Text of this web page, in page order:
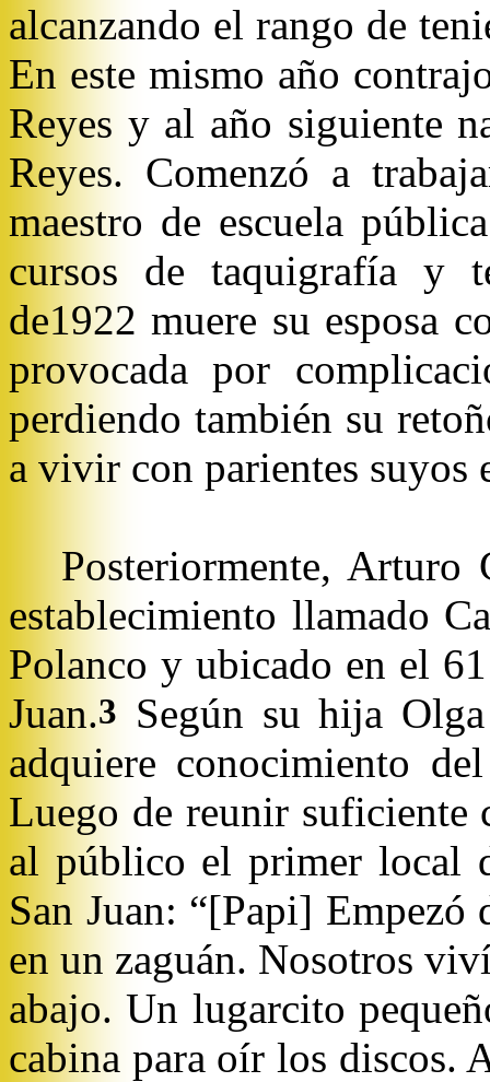
alcanzando el rango de
En este mismo año
Reyes y al año siguiente
Reyes. Comenzó a
maestro de escuela
cursos de taquigrafía y
de1922 muere su esposa
provocada por
perdiendo también su
a vivir con parientes suyos
Posteriormente, Arturo
establecimiento llamado
Polanco y ubicado en el
Juan.3 Según su hija
adquiere conocimiento
Luego de reunir suficiente
al público el primer local
San Juan: “[Papi]
en un zaguán. Nosotros
abajo. Un lugarcito
cabina para oír los discos.